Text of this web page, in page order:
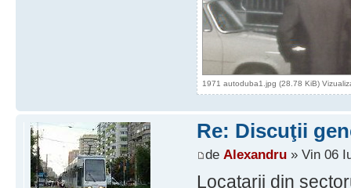
1971 autoduba1.jpg (28.78 KiB)
Re: Discuţii
de Alexandru» Vin 06
Locatarii din